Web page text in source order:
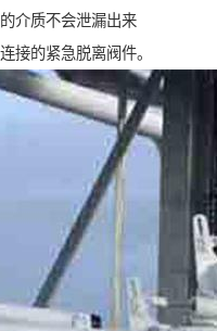
介质不会泄漏出来
接的紧急脱离阀件。